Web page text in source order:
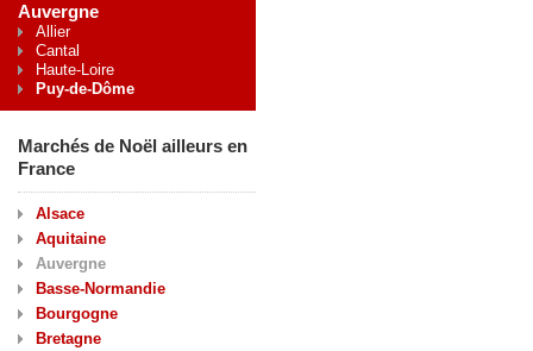
Auvergne
Allier
Cantal
Haute-Loire
Puy-de-Dôme
Marchés de Noël ailleurs en
France
Alsace
Aquitaine
Auvergne
Basse-Normandie
Bourgogne
Bretagne